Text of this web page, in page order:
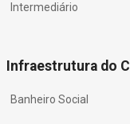
Intermediário
Infraestrutura do
Banheiro Social